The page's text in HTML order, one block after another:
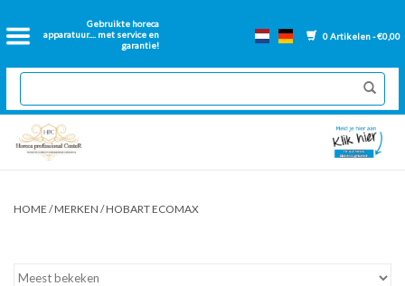
Gebruikte horeca
apparatuur.... met service en
garantie!
0 Artikelen - €0,00
Home
2dehands Horeca
Nieuwe apparatuur
Onderdelen bakwanden
HOME /MERKEN /HOBART ECOMAX